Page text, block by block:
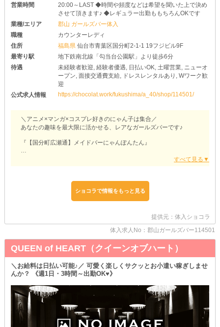
営業時間
20:00～LAST ◆時間や頻度などは希望を聞いた上で決め
させて頂きます♪ ◆レギュラー出勤ももちろんOKです
業種/エリア
郡山 ガールズバー体入
職種
カウンターレディ
住所
福島県仙台市青葉区国分町2-1-1 19フジビル9F
最寄り駅
地下鉄南北線「勾当台公園駅」より徒歩6分
待遇
未経験者歓迎, 経験者優遇, 日払いOK, 土曜営業, ニューオ
ープン, 面接交通費支給, ドレスレンタルあり, Wワーク歓
迎
公式求人情報
https://chocolat.work/fukushima/a_40/shop/114501/
＼アニメ×マンガ×コスプレ好きのにゃん子は集合／
あなたの趣味を最大限に活かせる、レアなガールズバーです♪
『【国分町広瀬通】メイドバーにゃんぽんたん』
…そんな子は『にゃんぽんたん』がぴったりです！
ご希望に応じて、柔軟にシフトを調整するから“無理のない働き
୨୧プレッシャーゼロ୨୧
ナイトワークにありがちな、売上の《ノルマ》は設けていません！
だって楽しく接客しているときに…
「今日はこれくらい売上を立てないと怒られる…」
…な～んてことが頭に浮かんだら、テンションダウンしちゃうじゃ
ないですか…(∩´～`∩)
当店では、数字をあまり気にしすぎず、のびのびと接客すれば問題
みなさんにイチバン、大切にしてもらいたいのは“心から楽しめた
か”ですよ♥
気になった子は、まずはお気軽にお問い合わせください♪
あなたのご応募を心よりお待ちしています♪
ショコラで情報をもっと見る
提供元：体入ショコラ
体入求人No：郡山ガールズバー114501
QUEEN of HEART（クイーンオブハート）
＼お給料は日払い可能♪／ 可愛く楽しくサクッとお小遣い稼ぎしませ
んか？ 《週1日・3時間～出勤OK♥》